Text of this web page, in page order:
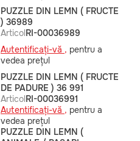
PUZZLE DIN LEMN ( FRUCTE
) 36989
ArticolRI-00036989
Autentificați-vă , pentru a
vedea prețul
PUZZLE DIN LEMN ( FRUCTE
DE PADURE ) 36 991
ArticolRI-00036991
Autentificați-vă , pentru a
vedea prețul
PUZZLE DIN LEMN (